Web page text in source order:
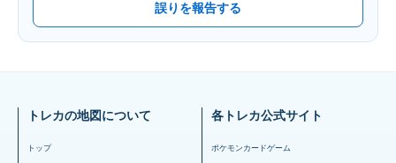
誤りを報告する
トレカの地図について
トップ
各トレカ公式サイト
ポケモンカードゲーム